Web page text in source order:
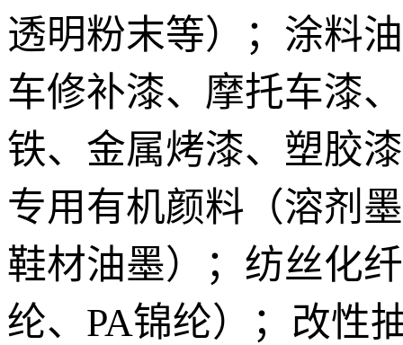
透明粉末等）；涂料
车修补漆、摩托车漆
铁、金属烤漆、塑胶
专用有机颜料（溶剂
鞋材油墨）；纺丝化
纶、PA锦纶）；改性